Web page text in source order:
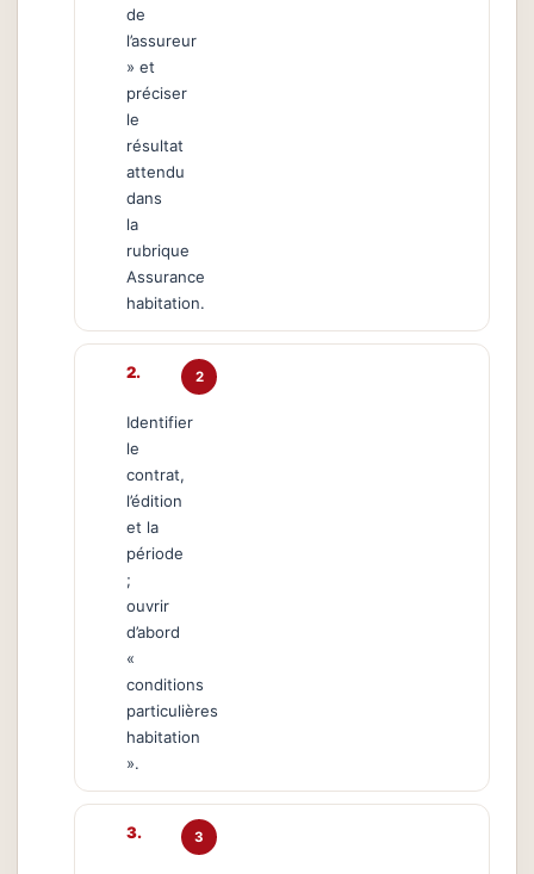
de
l’assureur
» et
préciser
le
résultat
attendu
dans
la
rubrique
Assurance
habitation.
2
Identifier
le
contrat,
l’édition
et la
période
;
ouvrir
d’abord
«
conditions
particulières
habitation
».
3